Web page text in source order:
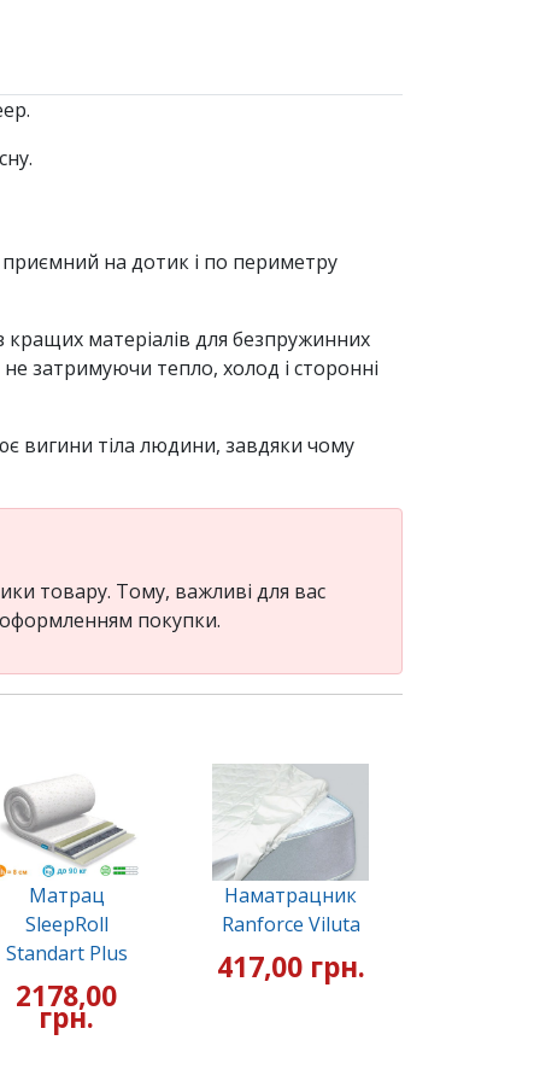
на дотик і по периметру
матеріалів для безпружинних
затримуючи тепло, холод і сторонні
вигини тіла людини, завдяки чому
товару. Тому, важливі для вас
покупки.
Матрац
SleepRoll
Standart Plus
2178,00
грн.
Наматрацник
Ranforce Viluta
417,00 грн.